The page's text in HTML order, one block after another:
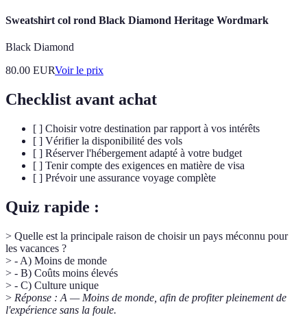
Sweatshirt col rond Black Diamond Heritage Wordmark
Black Diamond
80.00 EURVoir le prix
Checklist avant achat
[ ] Choisir votre destination par rapport à vos intérêts
[ ] Vérifier la disponibilité des vols
[ ] Réserver l'hébergement adapté à votre budget
[ ] Tenir compte des exigences en matière de visa
[ ] Prévoir une assurance voyage complète
Quiz rapide :
> Quelle est la principale raison de choisir un pays méconnu pour
les vacances ?
> - A) Moins de monde
> - B) Coûts moins élevés
> - C) Culture unique
> Réponse : A — Moins de monde, afin de profiter pleinement de
l'expérience sans la foule.